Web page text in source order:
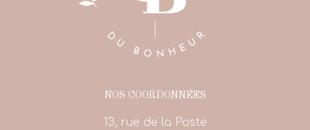
NOS COORDONNÉES
13, rue de la Poste